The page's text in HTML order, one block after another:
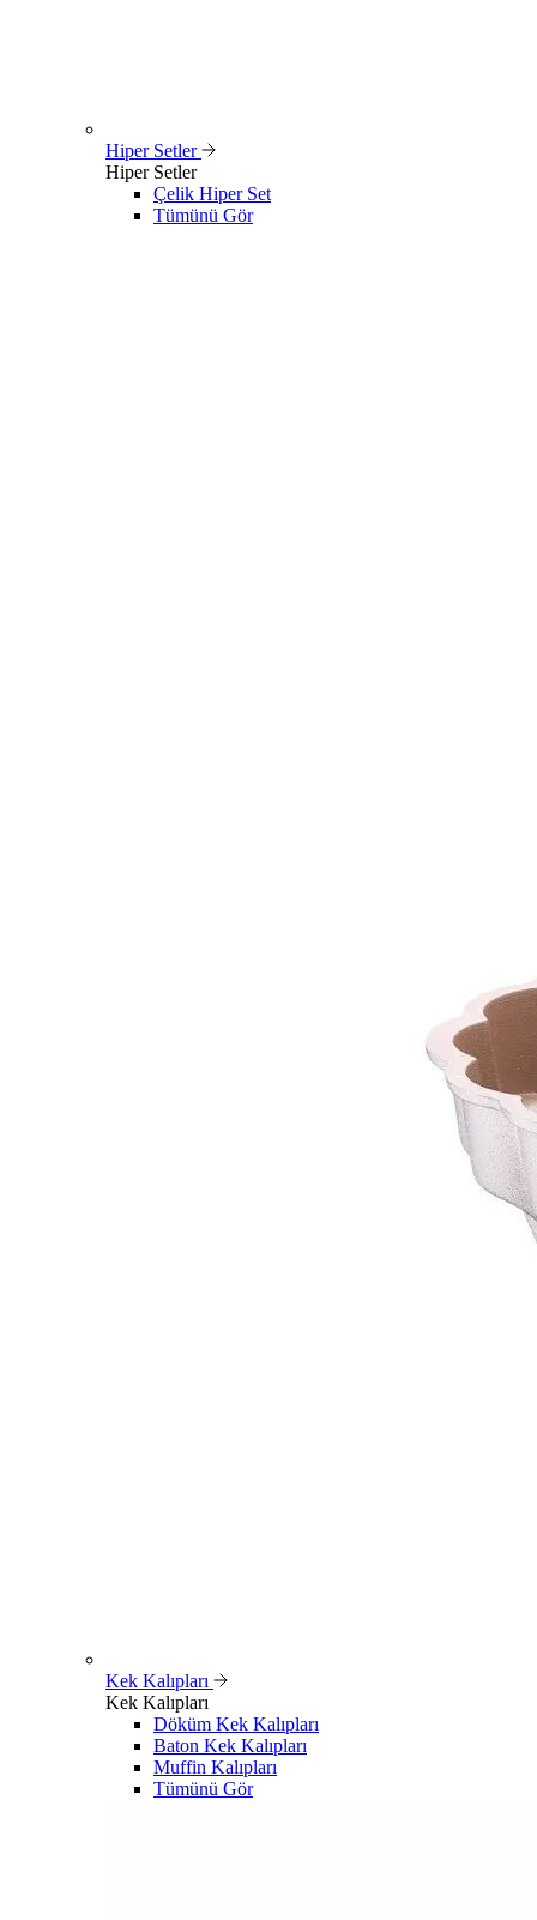
Hiper Setler
Hiper Setler
Çelik Hiper Set
Tümünü Gör
Kek Kalıpları
Kek Kalıpları
Döküm Kek Kalıpları
Baton Kek Kalıpları
Muffin Kalıpları
Tümünü Gör